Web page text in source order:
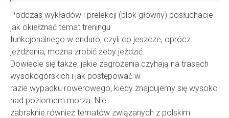
Podczas wykładów i prelekcji (blok główny) posłuchacie
jak okiełznać temat treningu
funkcjonalnego w enduro, czyli co jeszcze, oprócz
jeżdżenia, można zrobić żeby jeździć.
Dowiecie się także, jakie zagrożenia czyhają na trasach
wysokogórskich i jak postępować w
razie wypadku rowerowego, kiedy znajdujemy się wysoko
nad poziomem morza. Nie
zabraknie również tematów związanych z polskim